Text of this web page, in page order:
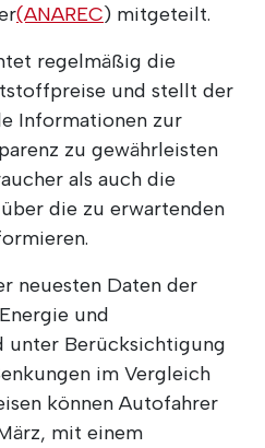
(ANAREC) mitgeteilt.
regelmäßig die
und stellt der
Informationen zur
zu gewährleisten
als auch die
die zu erwartenden
neuesten Daten der
und
unter Berücksichtigung
im Vergleich
können Autofahrer
mit einem